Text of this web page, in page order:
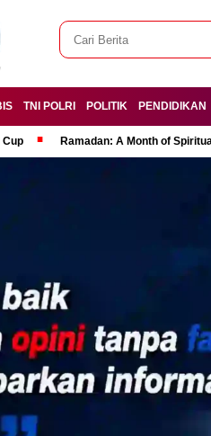
TNI POLRI POLITIK PENDIDIKAN
Cup Ramadan: A Month of